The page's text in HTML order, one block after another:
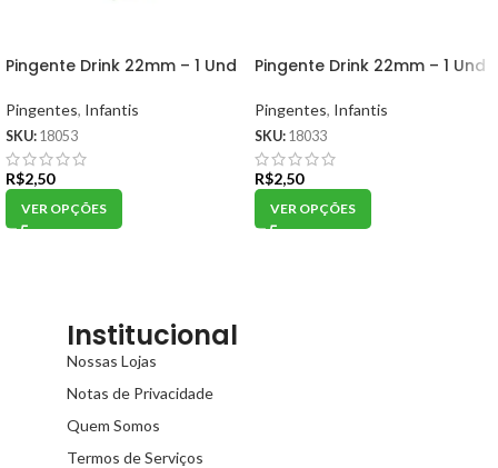
Pingente Drink 22mm – 1 Und
Pingentes, Infantis
SKU: 18053
R$2,50
VER OPÇÕES
Pingente Drink 22mm – 1 Und
Pingentes, Infantis
SKU: 18033
R$2,50
VER OPÇÕES
Institucional
Nossas Lojas
Notas de Privacidade
Quem Somos
Termos de Serviços